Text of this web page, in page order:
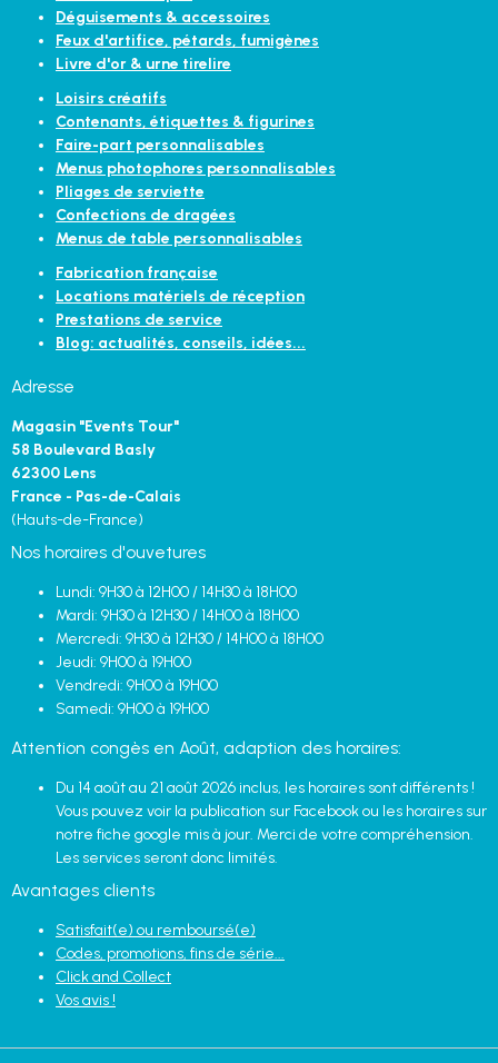
Déguisements & accessoires
Feux d'artifice, pétards, fumigènes
Livre d'or & urne tirelire
Loisirs créatifs
Contenants, étiquettes & figurines
Faire-part personnalisables
Menus photophores personnalisables
Pliages de serviette
Confections de dragées
Menus de table personnalisables
Fabrication française
Locations matériels de réception
Prestations de service
Blog: actualités, conseils, idées...
Adresse
Magasin "Events Tour"
58 Boulevard Basly
62300 Lens
France - Pas-de-Calais
(Hauts-de-France)
Nos horaires d'ouvetures
Lundi: 9H30 à 12H00 / 14H30 à 18H00
Mardi: 9H30 à 12H30 / 14H00 à 18H00
Mercredi: 9H30 à 12H30 / 14H00 à 18H00
Jeudi: 9H00 à 19H00
Vendredi: 9H00 à 19H00
Samedi: 9H00 à 19H00
Attention congès en Août, adaption des horaires:
Du 14 août au 21 août 2026 inclus, les horaires sont différents !
Vous pouvez voir la publication sur Facebook ou les horaires sur
notre fiche google mis à jour. Merci de votre compréhension.
Les services seront donc limités.
Avantages clients
Satisfait(e) ou remboursé(e)
Codes, promotions, fins de série...
Click and Collect
Vos avis !